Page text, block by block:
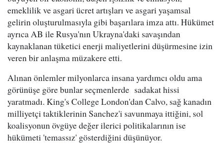
emeklilik ve asgari ücret artışları ve asgari yaşamsal
gelirin oluşturulmasıyla gibi başarılara imza attı. Hükümet
ayrıca AB ile Rusya'nın Ukrayna'daki savaşından
kaynaklanan tüketici enerji maliyetlerini düşürmesine izin
veren bir anlaşma müzakere etti.
Alınan önlemler milyonlarca insana yardımcı oldu ama
görünüşe göre bunlar seçmenlerde sadakat hissi
yaratmadı. King's College London'dan Calvo, sağ kanadın
milliyetçi taktiklerinin Sanchez'i savunmaya ittiğini, sol
koalisyonun övgüye değer ilerici politikalarının ise
hükümeti 'temassız' gösterdiğini düşünüyor.